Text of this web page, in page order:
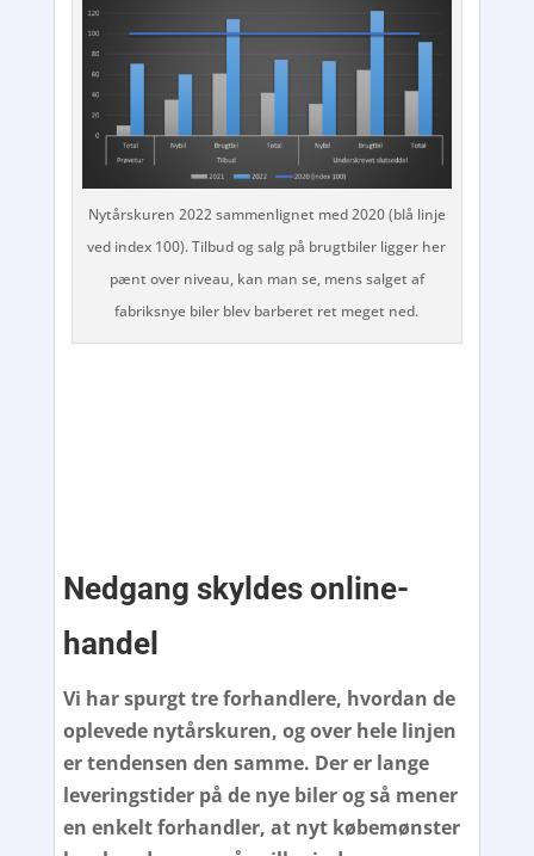
Nytårskuren 2022 sammenlignet med 2020 (blå linje
ved index 100). Tilbud og salg på brugtbiler ligger her
pænt over niveau, kan man se, mens salget af
fabriksnye biler blev barberet ret meget ned.
Nedgang skyldes online-
handel
Vi har spurgt tre forhandlere, hvordan de
oplevede nytårskuren, og over hele linjen
er tendensen den samme. Der er lange
leveringstider på de nye biler og så mener
en enkelt forhandler, at nyt købemønster